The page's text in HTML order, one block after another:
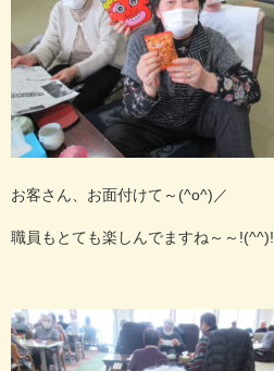
お客さん、お面付けて～(^o^)／
職員もとても楽しんでますね～～!(^^)!